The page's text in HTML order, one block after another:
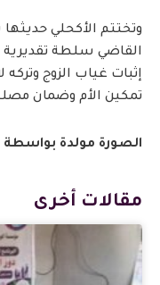
وتختتم الأكحلي حديثها
القاضي سلطة تقديرية
إثبات غياب الزوج وتركه
تمكين الأم وضمان
الصورة مولدة بواسطة
مقالات أخرى